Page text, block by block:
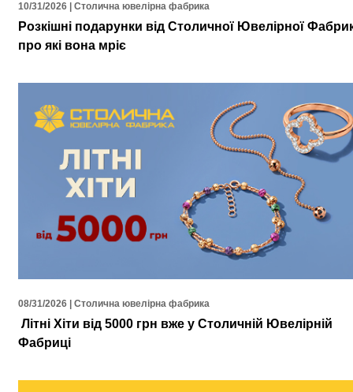
10/31/2026 | Столична ювелірна фабрика
Розкішні подарунки від Столичної Ювелірної
про які вона мріє
08/31/2026 | Столична ювелірна фабрика
Літні Хіти від 5000 грн вже у Столичній Ювелірній
Фабриці